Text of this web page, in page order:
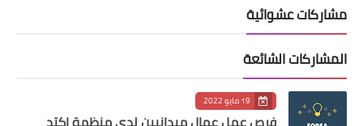
مشاركات عشوائية
المشاركات الشائعة
19 مايو 2022